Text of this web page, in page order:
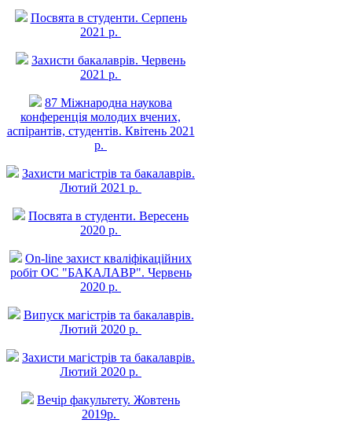
Посвята в студенти. Серпень
2021 р.
Захисти бакалаврів. Червень
2021 р.
87 Міжнародна наукова
конференція молодих вчених,
аспірантів, студентів. Квітень 2021
р.
Захисти магістрів та бакалаврів.
Лютий 2021 р.
Посвята в студенти. Вересень
2020 р.
On-line захист квалiфiкацiйних
робiт ОС "БАКАЛАВР". Червень
2020 р.
Випуск магістрів та бакалаврів.
Лютий 2020 р.
Захисти магістрів та бакалаврів.
Лютий 2020 р.
Вечір факультету. Жовтень
2019р.